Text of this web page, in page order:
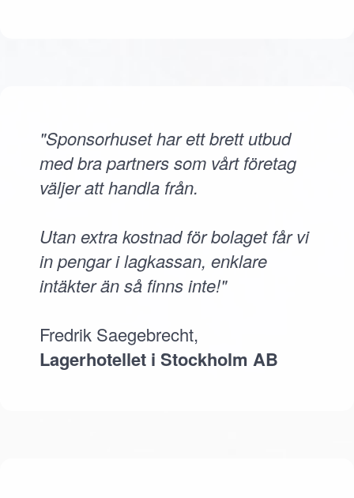
"Sponsorhuset har ett brett utbud
med bra partners som vårt företag
väljer att handla från.
Utan extra kostnad för bolaget får vi
in pengar i lagkassan, enklare
intäkter än så finns inte!"
Fredrik Saegebrecht,
Lagerhotellet i Stockholm AB